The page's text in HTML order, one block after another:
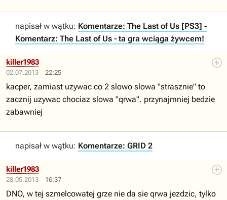
napisał w wątku: Komentarze: The Last of Us [PS3] -
Komentarz: The Last of Us - ta gra wciąga żywcem!
02.07.2013 22:25
killer1983
kacper, zamiast uzywac co 2 slowo slowa "strasznie" to
zacznij uzywac chociaz slowa "qrwa". przynajmniej bedzie
zabawniej
napisał w wątku: Komentarze: GRID 2
28.05.2013 16:37
killer1983
DNO, w tej szmelcowatej grze nie da sie qrwa jezdzic, tylko